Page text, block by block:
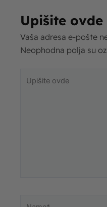
Upišite ovde
Vaša adresa e-pošte
Neophodna polja su
ovde